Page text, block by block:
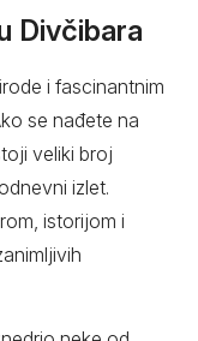
Divčibara
i fascinantnim
se nađete na
veliki broj
izlet.
istorijom i